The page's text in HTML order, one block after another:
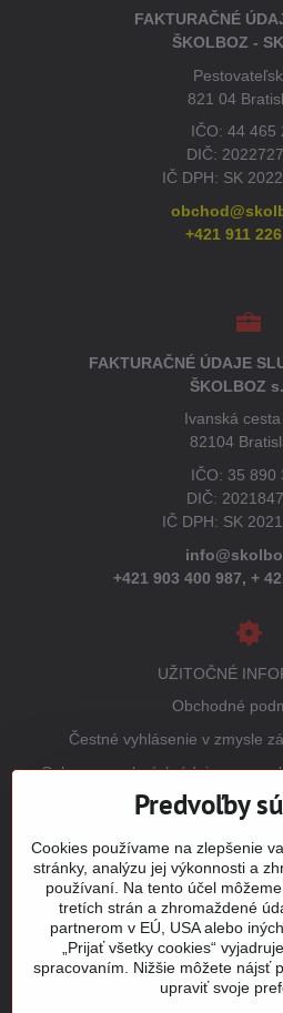
FAKTURAČNÉ
ŠKOLBOZ -
821 04
IČO: 44 465
DIČ:
IČ DPH: SK
+421 911
FAKTURAČNÉ ÚDAJE
ŠKOLBOZ
Ivanská
82104
IČO: 35 890
DIČ:
IČ DPH: SK
+421 903 400 987, +
UŽITOČNÉ
Obchodné
Čestné vyhlásenie v zmysle
Ochrana osobných údajov v
(GDPR)
Vrátenie
Tabuľky
Šitie a potlač
Mapa
Predvoľby
Cookies používame na zlepšenie
stránky, analýzu jej výkonnosti a
používaní. Na tento účel
tretích strán a zhromaždené
partnerom v EÚ, USA alebo
„Prijať všetky cookies“
spracovaním. Nižšie môžete nájsť
upraviť svoje